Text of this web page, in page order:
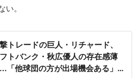
い。
トレードの巨人・リチャード、
トバンク・秋広優人の存在感薄
「他球団の方が出場機会ある」